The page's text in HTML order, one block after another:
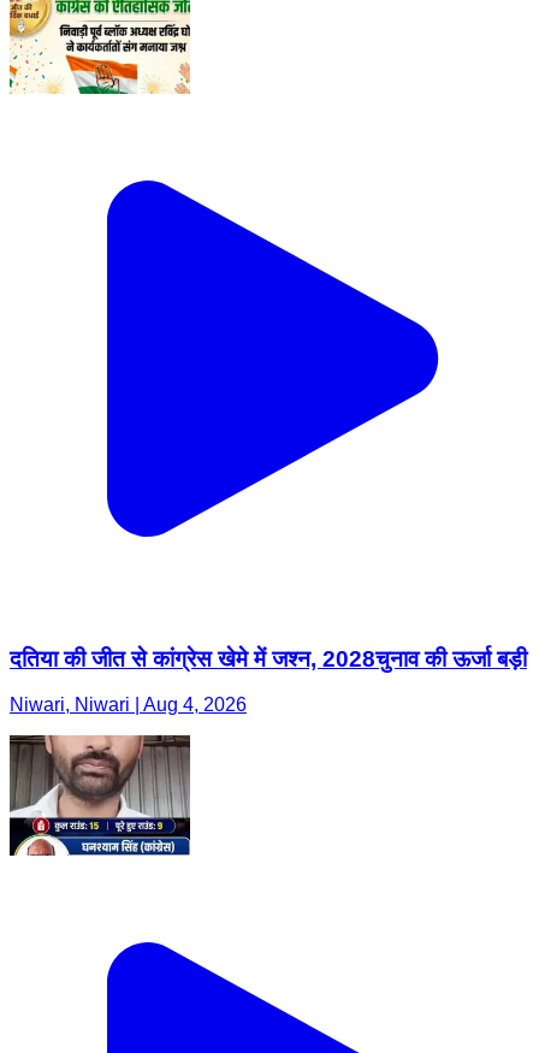
दतिया की जीत से कांग्रेस खेमे में जश्न, 2028चुनाव की ऊर्जा बड़ी
Niwari, Niwari | Aug 4, 2026